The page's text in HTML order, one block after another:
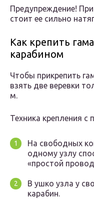
Предупреждение!
стоит ее сильно
Как крепить
карабином
Чтобы прикрепить
взять две веревки
м.
Техника крепления
На свободных
одному узлу
«простой
В ушко узла у
карабин.